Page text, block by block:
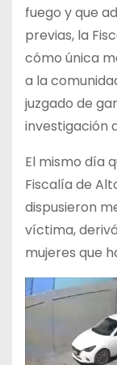
fuego y que
previas, la
cómo única
a la
juzgado de
investigación
El mismo día
Fiscalía de
dispusieron
víctima,
mujeres que